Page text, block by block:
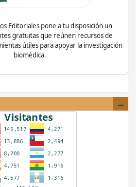
Editoriales pone a tu disposición un
gratuitas que reúnen recursos de
útiles para apoyar la investigación
biomédica.